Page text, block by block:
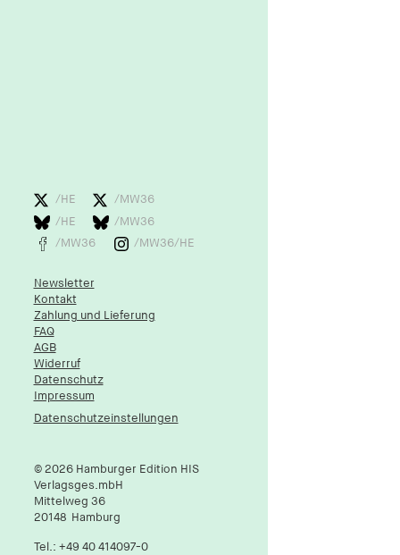
/HE
/MW36
/HE
/MW36
/MW36
/MW36/HE
Newsletter
Kontakt
Zahlung und Lieferung
FAQ
AGB
Widerruf
Datenschutz
Impressum
Datenschutzeinstellungen
© 2026 Hamburger Edition HIS
Verlagsges.mbH
Mittelweg 36
20148
Hamburg
Tel.: +49 40 414097-0